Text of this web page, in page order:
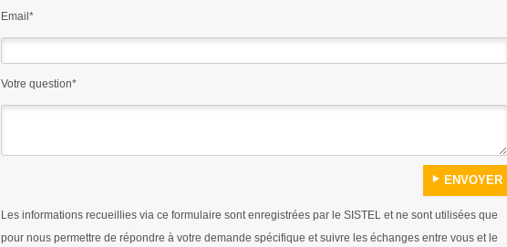
Email*
Votre question*
Les informations recueillies via ce formulaire sont enregistrées par le SISTEL et ne sont utilisées que
pour nous permettre de répondre à votre demande spécifique et suivre les échanges entre vous et le